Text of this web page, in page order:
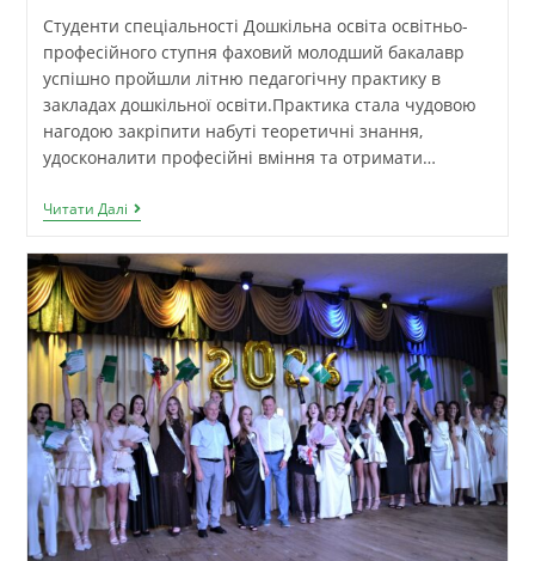
Студенти спеціальності Дошкільна освіта освітньо-
професійного ступня фаховий молодший бакалавр
успішно пройшли літню педагогічну практику в
закладах дошкільної освіти.Практика стала чудовою
нагодою закріпити набуті теоретичні знання,
удосконалити професійні вміння та отримати…
Читати Далі